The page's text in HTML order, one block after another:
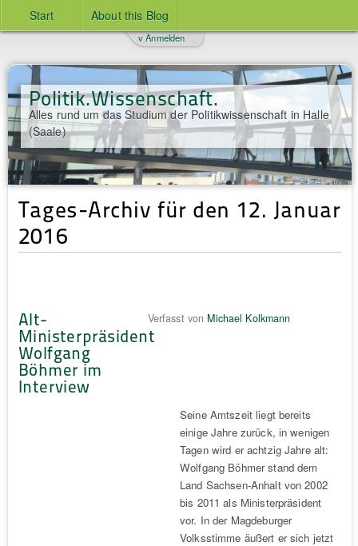
Start About this Blog
Politik.Wissenschaft.
Alles rund um das Studium der Politikwissenschaft in Halle
(Saale)
v Anmelden
Tages-Archiv für den 12. Januar
2016
Alt-
Ministerpräsident
Wolfgang
Böhmer im
Interview
Verfasst von Michael Kolkmann
Seine Amtszeit liegt bereits
einige Jahre zurück, in wenigen
Tagen wird er achtzig Jahre alt:
Wolfgang Böhmer stand dem
Land Sachsen-Anhalt von 2002
bis 2011 als Ministerpräsident
vor. In der Magdeburger
Volksstimme äußert er sich jetzt